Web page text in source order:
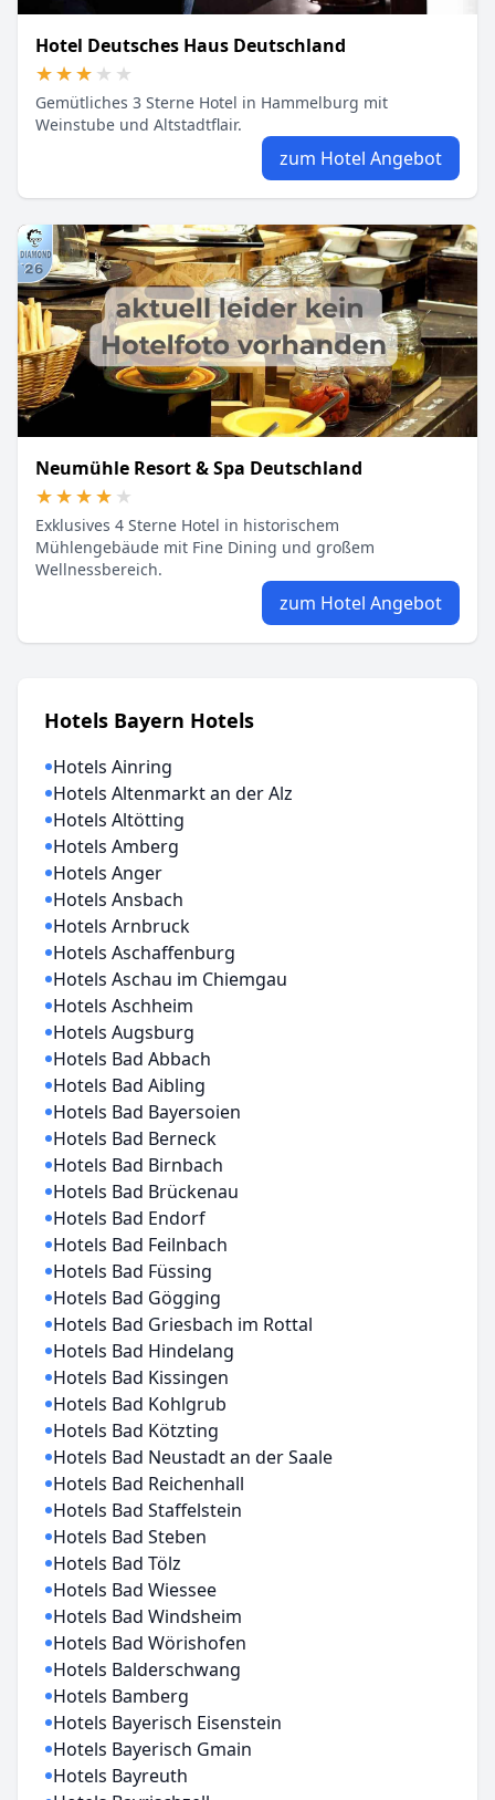
Hotel Deutsches Haus Deutschland
★★★★★
★★★★★
Gemütliches 3 Sterne Hotel in Hammelburg mit
Weinstube und Altstadtflair.
zum Hotel Angebot
Neumühle Resort & Spa Deutschland
★★★★★
★★★★★
Exklusives 4 Sterne Hotel in historischem
Mühlengebäude mit Fine Dining und großem
Wellnessbereich.
zum Hotel Angebot
Hotels Bayern Hotels
Hotels Ainring
Hotels Altenmarkt an der Alz
Hotels Altötting
Hotels Amberg
Hotels Anger
Hotels Ansbach
Hotels Arnbruck
Hotels Aschaffenburg
Hotels Aschau im Chiemgau
Hotels Aschheim
Hotels Augsburg
Hotels Bad Abbach
Hotels Bad Aibling
Hotels Bad Bayersoien
Hotels Bad Berneck
Hotels Bad Birnbach
Hotels Bad Brückenau
Hotels Bad Endorf
Hotels Bad Feilnbach
Hotels Bad Füssing
Hotels Bad Gögging
Hotels Bad Griesbach im Rottal
Hotels Bad Hindelang
Hotels Bad Kissingen
Hotels Bad Kohlgrub
Hotels Bad Kötzting
Hotels Bad Neustadt an der Saale
Hotels Bad Reichenhall
Hotels Bad Staffelstein
Hotels Bad Steben
Hotels Bad Tölz
Hotels Bad Wiessee
Hotels Bad Windsheim
Hotels Bad Wörishofen
Hotels Balderschwang
Hotels Bamberg
Hotels Bayerisch Eisenstein
Hotels Bayerisch Gmain
Hotels Bayreuth